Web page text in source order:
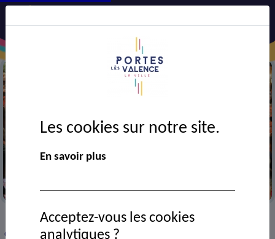
> VIE MUNICIPALE > Ressources documentaires
Classe de l'école Rue Jean Jaurès
Les cookies sur notre site.
En savoir plus
Acceptez-vous les cookies
analytiques ?